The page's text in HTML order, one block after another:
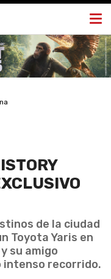
de la ciudad
Toyota Yaris en
su amigo
intenso recorrido.